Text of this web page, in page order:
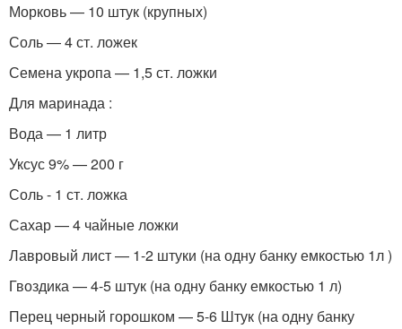
Морковь — 10 штук (крупных)
Соль — 4 ст. ложек
Семена укропа — 1,5 ст. ложки
Для маринада :
Вода — 1 литр
Уксус 9% — 200 г
Соль - 1 ст. ложка
Сахар — 4 чайные ложки
Лавровый лист — 1-2 штуки (на одну банку емкостью 1л )
Гвоздика — 4-5 штук (на одну банку емкостью 1 л)
Перец черный горошком — 5-6 Штук (на одну банку